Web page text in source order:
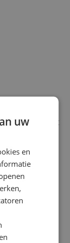
in
design met
van 14 tot
dag (en
past
outfit.
uw
en